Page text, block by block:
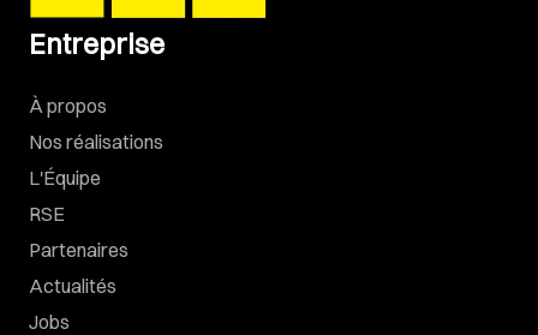
Entreprise
À propos
Nos réalisations
L'Équipe
RSE
Partenaires
Actualités
Jobs